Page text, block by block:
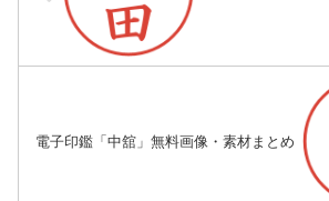
電子印鑑「中舘」無料画像・素材まとめ